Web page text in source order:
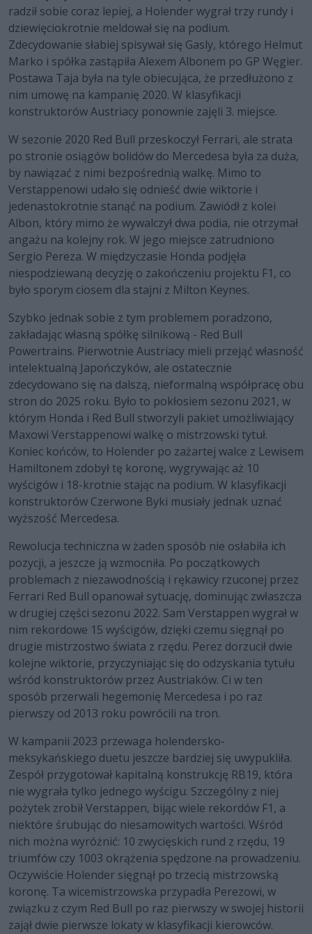
radził sobie coraz lepiej, a Holender wygrał trzy rundy i
dziewięciokrotnie meldował się na podium.
Zdecydowanie słabiej spisywał się Gasly, którego Helmut
Marko i spółka zastąpiła Alexem Albonem po GP Węgier.
Postawa Taja była na tyle obiecująca, że przedłużono z
nim umowę na kampanię 2020. W klasyfikacji
konstruktorów Austriacy ponownie zajęli 3. miejsce.
W sezonie 2020 Red Bull przeskoczył Ferrari, ale strata
po stronie osiągów bolidów do Mercedesa była za duża,
by nawiązać z nimi bezpośrednią walkę. Mimo to
Verstappenowi udało się odnieść dwie wiktorie i
jedenastokrotnie stanąć na podium. Zawiódł z kolei
Albon, który mimo że wywalczył dwa podia, nie otrzymał
angażu na kolejny rok. W jego miejsce zatrudniono
Sergio Pereza. W międzyczasie Honda podjęła
niespodziewaną decyzję o zakończeniu projektu F1, co
było sporym ciosem dla stajni z Milton Keynes.
Szybko jednak sobie z tym problemem poradzono,
zakładając własną spółkę silnikową - Red Bull
Powertrains. Pierwotnie Austriacy mieli przejąć własność
intelektualną Japończyków, ale ostatecznie
zdecydowano się na dalszą, nieformalną współpracę obu
stron do 2025 roku. Było to pokłosiem sezonu 2021, w
którym Honda i Red Bull stworzyli pakiet umożliwiający
Maxowi Verstappenowi walkę o mistrzowski tytuł.
Koniec końców, to Holender po zażartej walce z Lewisem
Hamiltonem zdobył tę koronę, wygrywając aż 10
wyścigów i 18-krotnie stając na podium. W klasyfikacji
konstruktorów Czerwone Byki musiały jednak uznać
wyższość Mercedesa.
Rewolucja techniczna w żaden sposób nie osłabiła ich
pozycji, a jeszcze ją wzmocniła. Po początkowych
problemach z niezawodnością i rękawicy rzuconej przez
Ferrari Red Bull opanował sytuację, dominując zwłaszcza
w drugiej części sezonu 2022. Sam Verstappen wygrał w
nim rekordowe 15 wyścigów, dzięki czemu sięgnął po
drugie mistrzostwo świata z rzędu. Perez dorzucił dwie
kolejne wiktorie, przyczyniając się do odzyskania tytułu
wśród konstruktorów przez Austriaków. Ci w ten
sposób przerwali hegemonię Mercedesa i po raz
pierwszy od 2013 roku powrócili na tron.
W kampanii 2023 przewaga holendersko-
meksykańskiego duetu jeszcze bardziej się uwypukliła.
Zespół przygotował kapitalną konstrukcję RB19, która
nie wygrała tylko jednego wyścigu. Szczególny z niej
pożytek zrobił Verstappen, bijąc wiele rekordów F1, a
niektóre śrubując do niesamowitych wartości. Wśród
nich można wyróżnić: 10 zwycięskich rund z rzędu, 19
triumfów czy 1003 okrążenia spędzone na prowadzeniu.
Oczywiście Holender sięgnął po trzecią mistrzowską
koronę. Ta wicemistrzowska przypadła Perezowi, w
związku z czym Red Bull po raz pierwszy w swojej historii
zajął dwie pierwsze lokaty w klasyfikacji kierowców.